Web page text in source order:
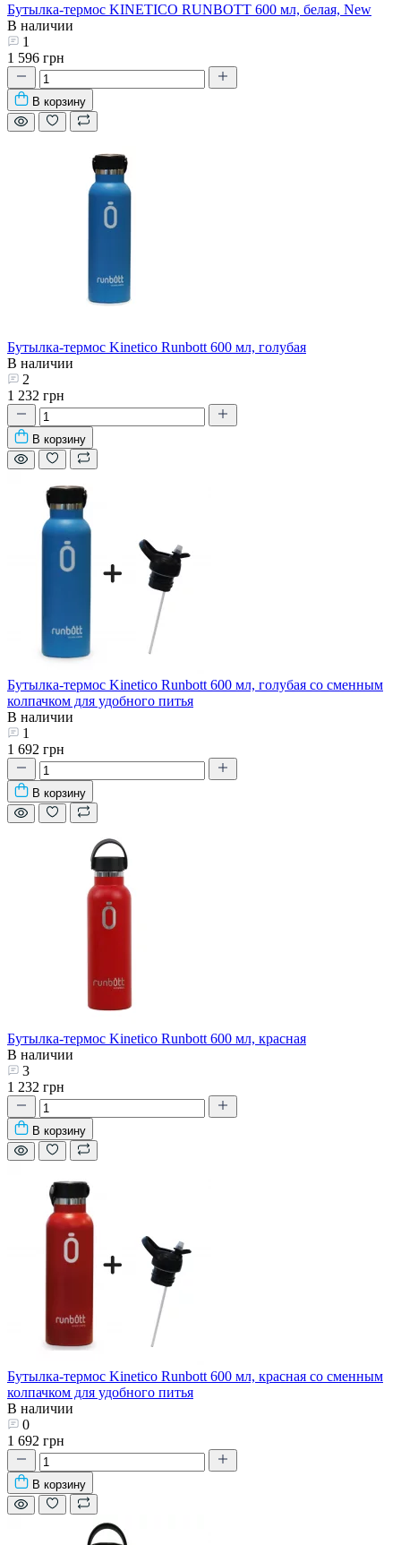
Бутылка-термос KINETICO RUNBOTT 600 мл, белая, New
В наличии
1
1 596 грн
В корзину
Бутылка-термос Kinetico Runbott 600 мл, голубая
В наличии
2
1 232 грн
В корзину
Бутылка-термос Kinetico Runbott 600 мл, голубая со сменным
колпачком для удобного питья
В наличии
1
1 692 грн
В корзину
Бутылка-термос Kinetico Runbott 600 мл, красная
В наличии
3
1 232 грн
В корзину
Бутылка-термос Kinetico Runbott 600 мл, красная со сменным
колпачком для удобного питья
В наличии
0
1 692 грн
В корзину